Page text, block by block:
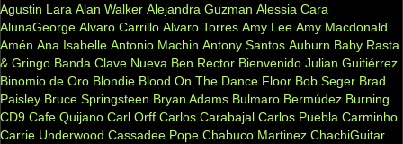
Agustin Lara Alan Walker Alejandra Guzman Alessia Cara
AlunaGeorge Alvaro Carrillo Alvaro Torres Amy Lee Amy Macdonald
Amén Ana Isabelle Antonio Machin Antony Santos Auburn Baby Rasta
& Gringo Banda Clave Nueva Ben Rector Bienvenido Julian Guitiérrez
Binomio de Oro Blondie Blood On The Dance Floor Bob Seger Brad
Paisley Bruce Springsteen Bryan Adams Bulmaro Bermúdez Burning
CD9 Cafe Quijano Carl Orff Carlos Carabajal Carlos Puebla Carminho
Carrie Underwood Cassadee Pope Chabuco Martinez ChachiGuitar